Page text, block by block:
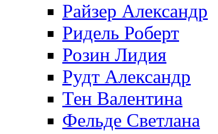
Райзер Александр
Ридель Роберт
Розин Лидия
Рудт Александр
Тен Валентина
Фельде Светлана